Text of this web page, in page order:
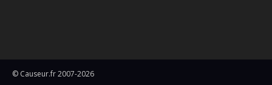
© Causeur.fr 2007-2026